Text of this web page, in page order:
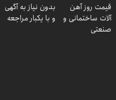
دست نده👌🏻
شیائومی با
تخفیف ویژه🔥
قیمت روز آهن
آلات ساختمانی و
صنعتی
بدون نیاز به آگهی
و با یکبار مراجعه